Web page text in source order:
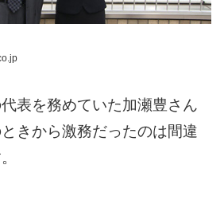
表を務めていた加瀬豊さん
きから激務だったのは間違